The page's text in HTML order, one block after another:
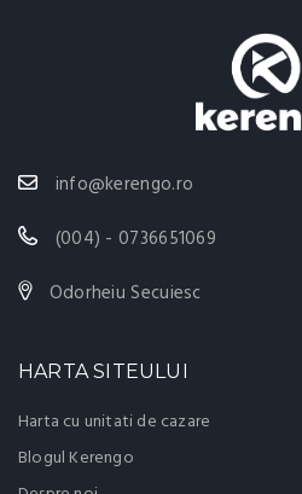
info@kerengo.ro
(004) - 0736651069
Odorheiu Secuiesc
HARTA SITEULUI
Harta cu unitati de cazare
Blogul Kerengo